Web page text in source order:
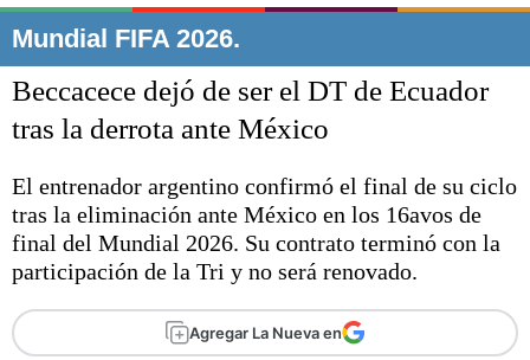
El país
El mundo
Seguridad
Deportes
Escenario Olímpico
Liga del Sur
Básquetbol
Fútbol
Federal A
Arte y cultura
Aplausos
Mundial FIFA 2026.
Beccacece dejó de ser el DT de Ecuador
tras la derrota ante México
El entrenador argentino confirmó el final de su ciclo
tras la eliminación ante México en los 16avos de
final del Mundial 2026. Su contrato terminó con la
participación de la Tri y no será renovado.
Agregar La Nueva en